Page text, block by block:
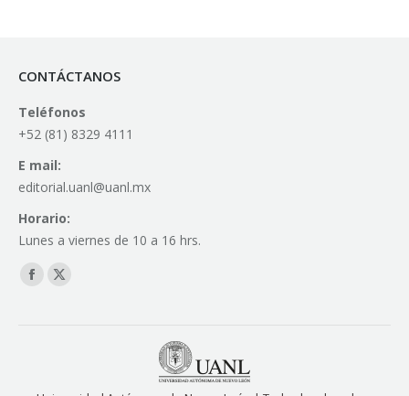
CONTÁCTANOS
Teléfonos
+52 (81) 8329 4111
E mail:
editorial.uanl@uanl.mx
Horario:
Lunes a viernes de 10 a 16 hrs.
Find us on:
Facebook
X